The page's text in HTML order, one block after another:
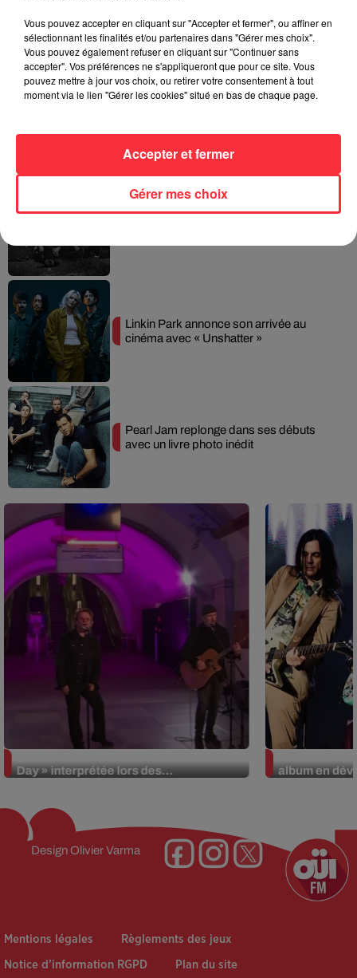
interprétée lors des...
Queens of the Stone Age lance une ligne
Linkin Park annonce son arrivée au
cinéma avec « Unshatter »
Pearl Jam replonge dans ses débuts
avec un livre photo inédit
Day » interprétée lors des...
album en
Design Olivier Varma
Mentions légales Règlements des jeux
Notice d’information RGPD Plan du site
Vous pouvez accepter en cliquant sur "Accepter et fermer", ou affiner en
sélectionnant les finalités et/ou partenaires dans "Gérer mes choix".
Vous pouvez également refuser en cliquant sur "Continuer sans
accepter". Vos préférences ne s'appliqueront que pour ce site. Vous
pouvez mettre à jour vos choix, ou retirer votre consentement à tout
moment via le lien "Gérer les cookies" situé en bas de chaque page.
Gérer mes choix
Accepter et fermer